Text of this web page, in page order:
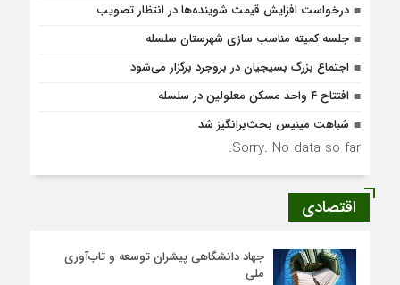
درخواست افزایش قیمت شوینده‌ها در انتظار تصویب
جلسه کمیته مناسب سازی شهرستان سلسله
اجتماع بزرگ بسیجیان در بروجرد برگزار می‌شود
افتتاح ۴ واحد مسکن معلولین در سلسله
شباهت مینیس بحث‌برانگیز شد
Sorry. No data so far.
اقتصادی
جهاد دانشگاهی پیشران توسعه و تاب‌آوری
ملی